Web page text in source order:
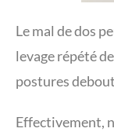
Le mal de dos
levage répété
postures
Effectivement,